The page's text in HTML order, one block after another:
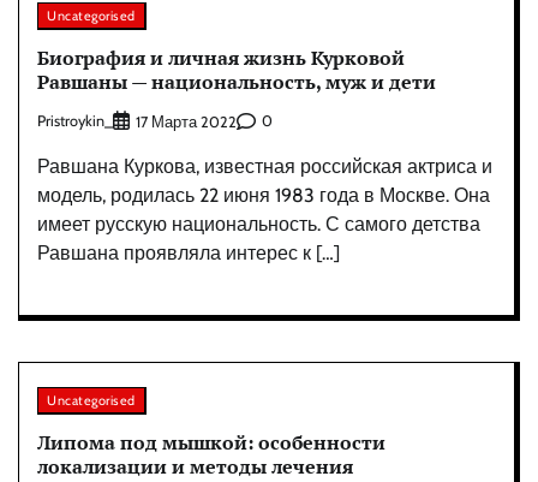
Uncategorised
Биография и личная жизнь Курковой
Равшаны — национальность, муж и дети
Pristroykin_ 17 Марта 2022 0
Равшана Куркова, известная российская актриса и
модель, родилась 22 июня 1983 года в Москве. Она
имеет русскую национальность. С самого детства
Равшана проявляла интерес к […]
Uncategorised
Липома под мышкой: особенности
локализации и методы лечения